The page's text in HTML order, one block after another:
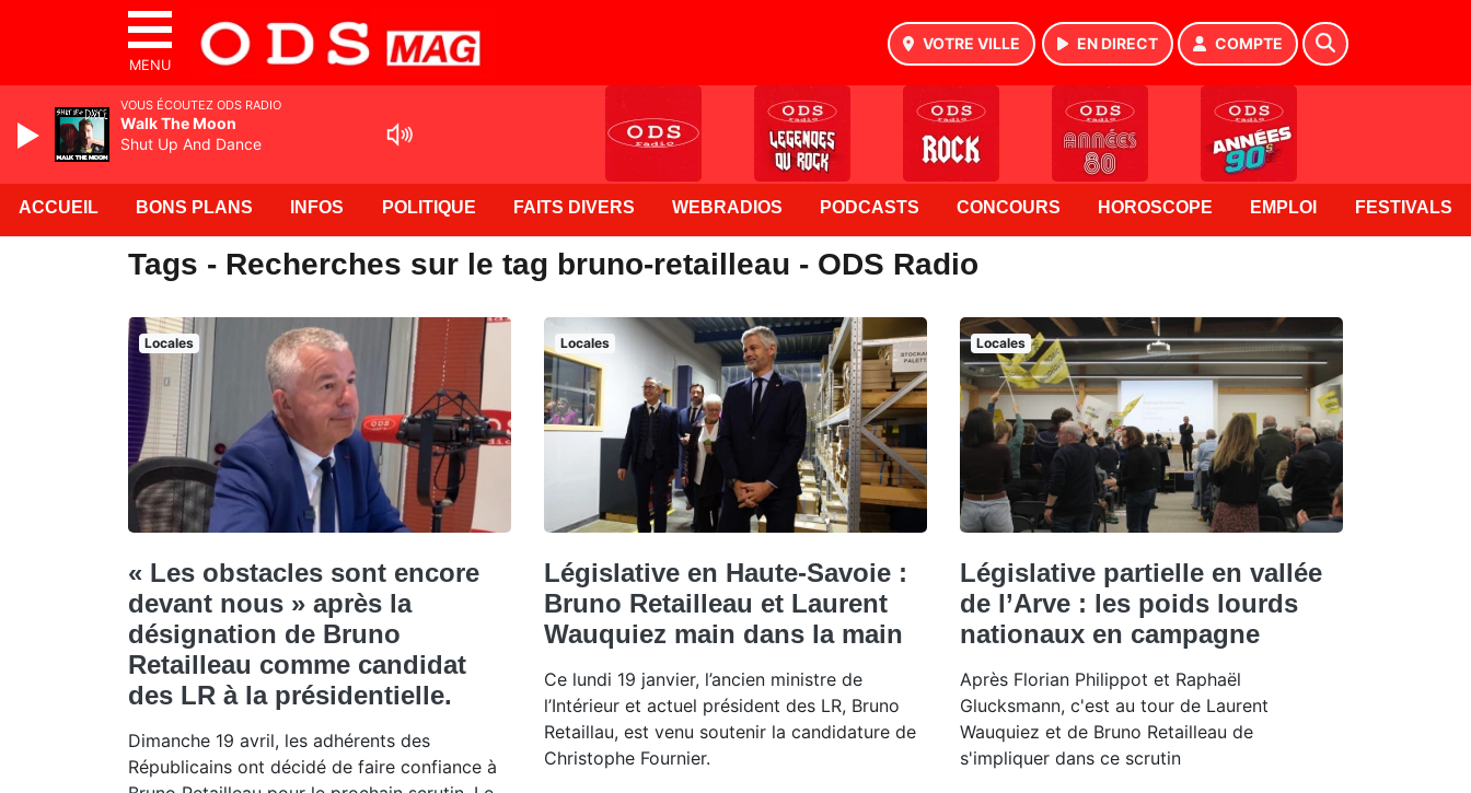
MENU
VOTRE VILLE EN DIRECT COMPTE
ACCUEIL BONS PLANS INFOS POLITIQUE FAITS DIVERS WEBRADIOS PODCASTS CONCOURS HOROSCOPE EMPLOI FESTIVALS
Tags - Recherches sur le tag bruno-retailleau - ODS Radio
Locales
« Les obstacles sont encore
devant nous » après la
désignation de Bruno
Retailleau comme candidat
des LR à la présidentielle.
Dimanche 19 avril, les adhérents des
Républicains ont décidé de faire confiance à
Locales
Législative en Haute-Savoie :
Bruno Retailleau et Laurent
Wauquiez main dans la main
Ce lundi 19 janvier, l’ancien ministre de
l’Intérieur et actuel président des LR, Bruno
Retaillau, est venu soutenir la candidature de
Christophe Fournier.
Locales
Législative partielle en vallée
de l’Arve : les poids lourds
nationaux en campagne
Après Florian Philippot et Raphaël
Glucksmann, c'est au tour de Laurent
Wauquiez et de Bruno Retailleau de
s'impliquer dans ce scrutin
VOUS ÉCOUTEZ ODS RADIO
Walk The Moon
Shut Up And Dance